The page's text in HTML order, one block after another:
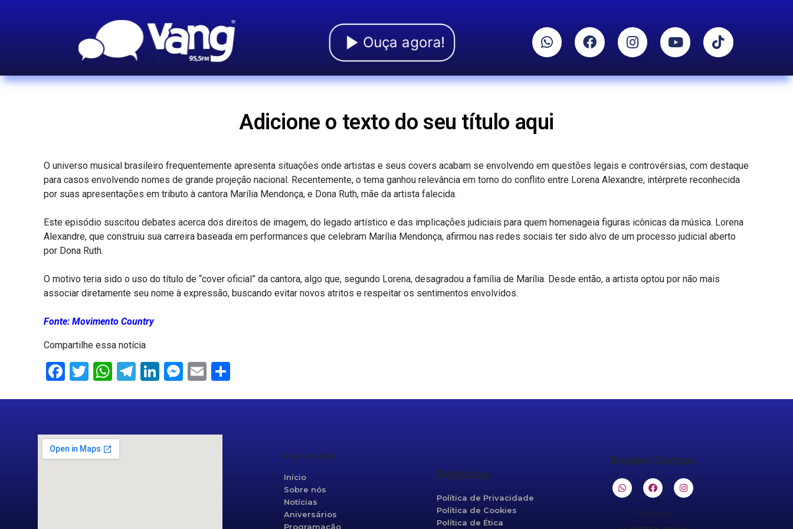
Ouça agora!
Adicione o texto do seu título aqui
O universo musical brasileiro frequentemente apresenta situações onde artistas e seus covers acabam se envolvendo em questões legais e controvérsias, com destaque
para casos envolvendo nomes de grande projeção nacional. Recentemente, o tema ganhou relevância em torno do conflito entre Lorena Alexandre, intérprete reconhecida
por suas apresentações em tributo à cantora Marília Mendonça, e Dona Ruth, mãe da artista falecida.
Este episódio suscitou debates acerca dos direitos de imagem, do legado artístico e das implicações judiciais para quem homenageia figuras icônicas da música. Lorena
Alexandre, que construiu sua carreira baseada em performances que celebram Marília Mendonça, afirmou nas redes sociais ter sido alvo de um processo judicial aberto
por Dona Ruth.
O motivo teria sido o uso do título de “cover oficial” da cantora, algo que, segundo Lorena, desagradou a família de Marília. Desde então, a artista optou por não mais
associar diretamente seu nome à expressão, buscando evitar novos atritos e respeitar os sentimentos envolvidos.
Fonte: Movimento Country
Compartilhe essa notícia
Facebook
Twitter
WhatsApp
Telegram
LinkedIn
Messenger
Email
Mapa do site
Início
Sobre nós
Notícias
Aniversários
Programação
Políticas
Política de Privacidade
Política de Cookies
Política de Ética
Redes Sociais
Contatos: